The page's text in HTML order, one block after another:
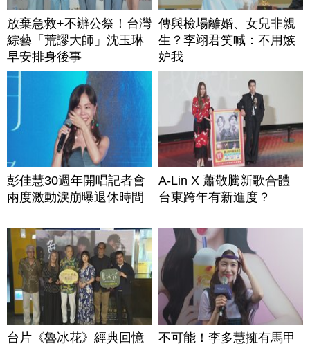
放棄急救+不辦公祭！台灣
綜藝「荒謬大師」沈玉琳
早安排身後事
傳與檢場離婚、女兒非親
生？李翊君笑喊：不用嫉
妒我
彭佳慧30週年開唱記者會
兩度激動淚崩曝退休時間
A-Lin X 蕭敬騰新歌合體
台東跨年有新進度？
台片《魯冰花》經典回憶
不可能！李多慧擁有馬甲